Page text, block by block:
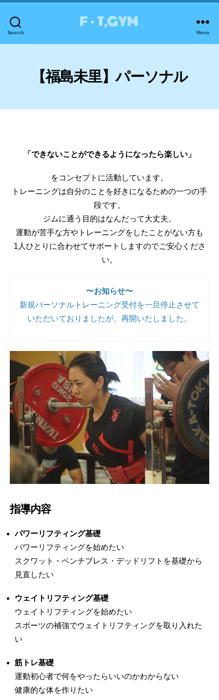
Search Menu
【福島未里】パーソナル
「できないことができるようになったら楽しい」
をコンセプトに活動しています。
トレーニングは自分のことを好きになるための一つの手
段です。
ジムに通う目的はなんだって大丈夫。
運動が苦手な方やトレーニングをしたことがない方も
1人ひとりに合わせてサポートしますのでご安心くださ
い。
〜お知らせ〜
新規パーソナルトレーニング受付を一旦停止させて
いただいておりましたが、再開いたしました。
指導内容
パワーリフティング基礎
パワーリフティングを始めたい
スクワット・ベンチプレス・デッドリフトを基礎から
見直したい
ウェイトリフティング基礎
ウェイトリフティングを始めたい
スポーツの補強でウェイトリフティングを取り入れた
い
筋トレ基礎
運動初心者で何をやったらいいのかわからない
健康的な体を作りたい